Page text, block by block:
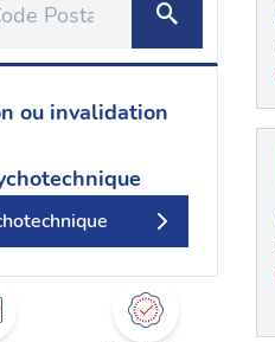
ou invalidation